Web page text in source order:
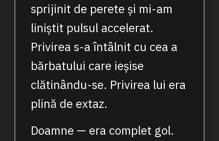
sprijinit de perete și mi-am
liniștit pulsul accelerat.
Privirea s-a întâlnit cu cea a
bărbatului care ieșise
clătinându-se. Privirea lui era
plină de extaz.
Doamne — era complet gol.